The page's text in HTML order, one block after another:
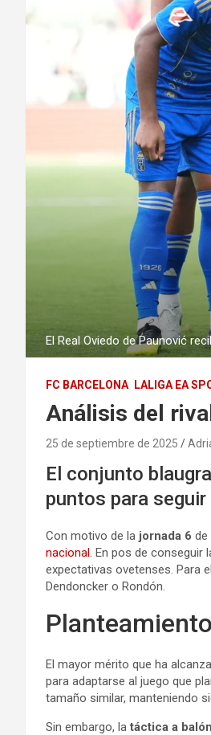
El Real Oviedo de Paunović
FC BARCELONA LALIGA EA
Análisis del
25 de septiembre de 2025
El conjunto
puntos para
Con motivo de la jornada 6 de
nacional. En pos de conseguir
expectativas ovetenses. Para
Dendoncker o Rondón.
El mayor mérito que ha
para adaptarse al juego que
tamaño similar, manteniendo
Sin embargo, latáctica a